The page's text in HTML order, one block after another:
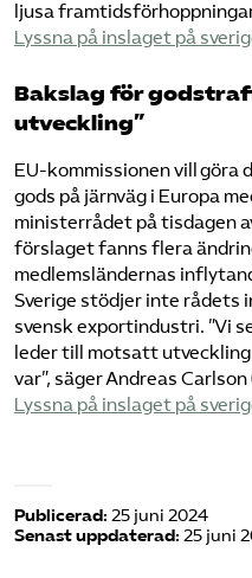
ljusa
Lyssna på inslaget på
Bakslag för
utveckling”
EU-kommissionen vill
gods på järnväg i Europa
ministerrådet på tisdagen
förslaget fanns flera
medlemsländernas
Sverige stödjer inte rådets
svensk exportindustri. ”Vi
leder till motsatt
var”, säger Andreas
Lyssna på inslaget på
Publicerad: 25 juni 2024
Senast uppdaterad: 25 juni